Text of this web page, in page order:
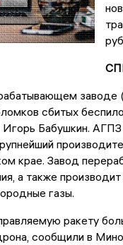
сбитых
Бабушкин.
крае. Завод
а также
газы.
ракету
сообщили в